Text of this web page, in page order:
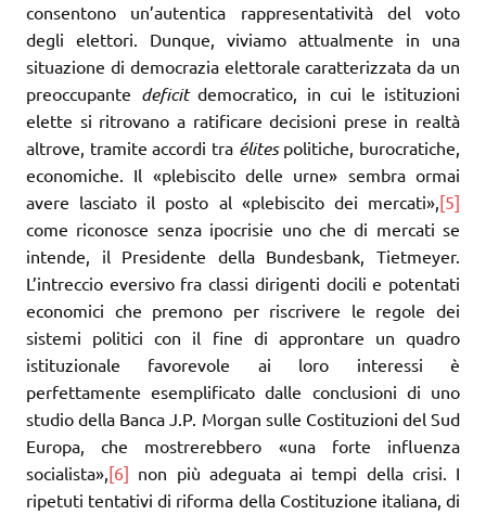
consentono un’autentica rappresentatività del voto
degli elettori. Dunque, viviamo attualmente in una
situazione di democrazia elettorale caratterizzata da un
preoccupante deficit democratico, in cui le istituzioni
elette si ritrovano a ratificare decisioni prese in realtà
altrove, tramite accordi tra élites politiche, burocratiche,
economiche. Il «plebiscito delle urne» sembra ormai
avere lasciato il posto al «plebiscito dei mercati»,[5]
come riconosce senza ipocrisie uno che di mercati se
intende, il Presidente della Bundesbank, Tietmeyer.
L’intreccio eversivo fra classi dirigenti docili e potentati
economici che premono per riscrivere le regole dei
sistemi politici con il fine di approntare un quadro
istituzionale favorevole ai loro interessi è
perfettamente esemplificato dalle conclusioni di uno
studio della Banca J.P. Morgan sulle Costituzioni del Sud
Europa, che mostrerebbero «una forte influenza
socialista»,[6] non più adeguata ai tempi della crisi. I
ripetuti tentativi di riforma della Costituzione italiana, di